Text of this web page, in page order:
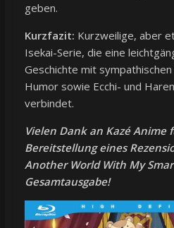
geben.
Kurzfazit: Kurzweilige, aber
Isekai-Serie, die eine
Geschichte mit
Humor sowie Ecchi- und
verbindet.
Vielen Dank an Kazé Anime
Bereitstellung eines
Another World With My
Gesamtausgabe!